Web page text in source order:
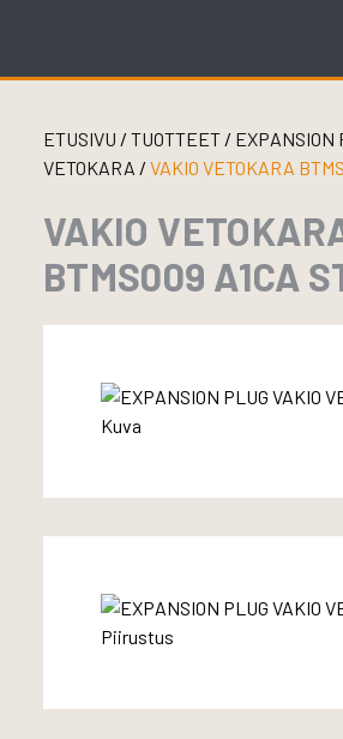
ETUSIVU / TUOTTEET/ EXPANSION
VETOKARA / VAKIO VETOKARA
VAKIO
BTMS009 A1CA